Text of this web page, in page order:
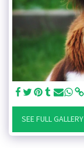
SEE FULL GALLERY